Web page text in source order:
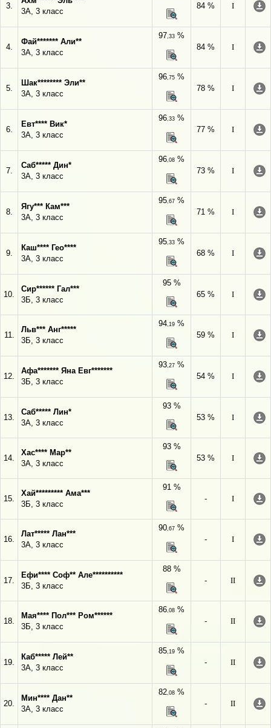
3.
3А, 3 класс
84 %
I
4.
Фай******* Али**
3А, 3 класс
97,33 %
84 %
I
5.
Шак******** Эли**
3А, 3 класс
96,75 %
78 %
I
6.
Евт**** Вик*
3А, 3 класс
96,33 %
77 %
I
7.
Саб***** Дин*
3А, 3 класс
96,08 %
73 %
I
8.
Ягу*** Кам***
3А, 3 класс
95,67 %
71 %
I
9.
Каш**** Гео****
3А, 3 класс
95,33 %
68 %
I
10.
Сир****** Гал***
3Б, 3 класс
95 %
65 %
I
11.
Льв*** Анг*****
3Б, 3 класс
94,19 %
59 %
I
12.
Афа******* Яна Евг*******
3Б, 3 класс
93,27 %
54 %
I
13.
Саб***** Лин*
3А, 3 класс
93 %
53 %
I
14.
Хас**** Мар**
3А, 3 класс
93 %
53 %
I
15.
Хай********* Ама***
3Б, 3 класс
91 %
-
I
16.
Лат***** Лан***
3А, 3 класс
90,67 %
-
I
17.
Ефи**** Соф** Але**********
3Б, 3 класс
88 %
-
II
18.
Мая**** Пол*** Ром******
3Б, 3 класс
86,08 %
-
II
19.
Каб***** Лей**
3А, 3 класс
85,19 %
-
II
20.
Мин**** Дан**
3А, 3 класс
82,08 %
-
II